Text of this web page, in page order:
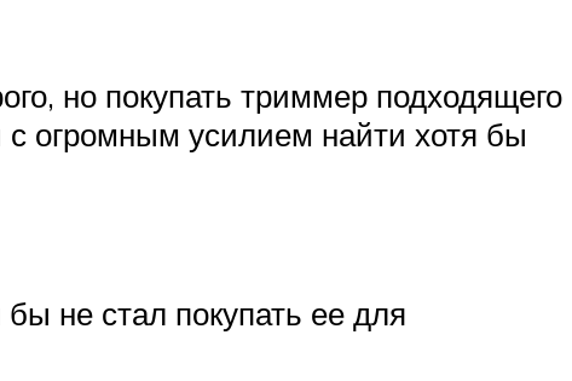
но покупать триммер подходящего
огромным усилием найти хотя бы
не стал покупать ее для